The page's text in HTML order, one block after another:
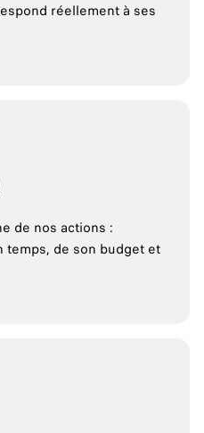
réellement à ses
de nos actions :
temps, de son budget et